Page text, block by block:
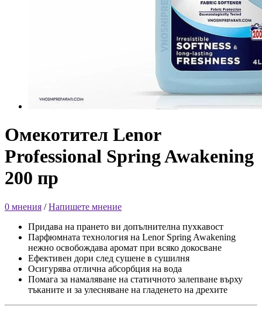
Омекотител Lenor
Professional Spring Awakening
200 пр
0 мнения /Напишете мнение
Придава на прането ви допълнителна пухкавост
Парфюмната технология на Lenor Spring Awakening
нежно освобождава аромат при всяко докосване
Ефективен дори след сушене в сушилня
Осигурява отлична абсорбция на вода
Помага за намаляване на статичното залепване върху
тъканите и за улесняване на гладенето на дрехите